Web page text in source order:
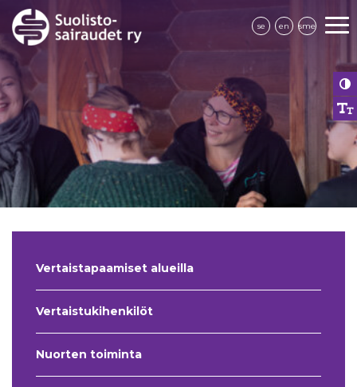
se en sme
Vertaistapaamiset alueilla
Vertaistukihenkilöt
Nuorten toiminta